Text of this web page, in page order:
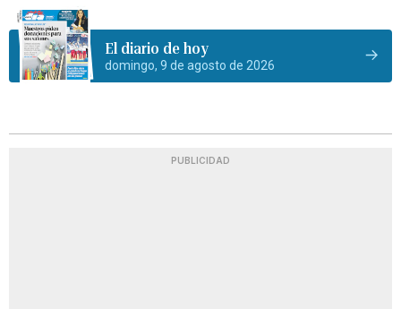
El diario de hoy
domingo, 9 de agosto de 2026
PUBLICIDAD